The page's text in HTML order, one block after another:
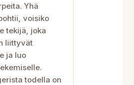
Yhä
voisiko
tekijä, joka
liittyvät
ja luo
todella on